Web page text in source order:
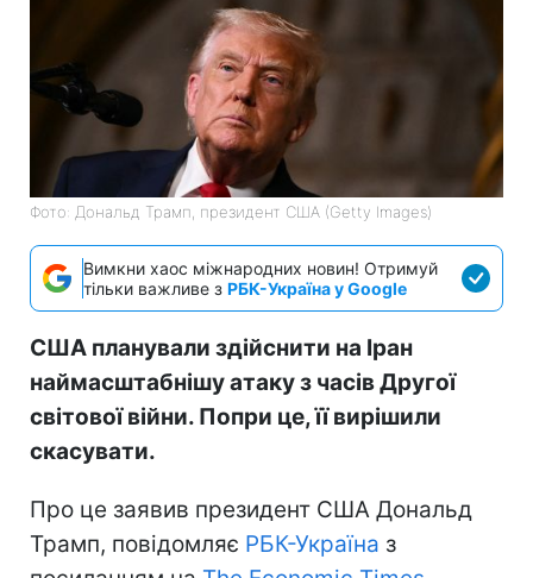
Фото: Дональд Трамп, президент США (Getty Images)
Вимкни хаос міжнародних новин! Отримуй
тільки важливе з РБК-Україна у Google
США планували здійснити на Іран
наймасштабнішу атаку з часів Другої
світової війни. Попри це, її вирішили
скасувати.
Про це заявив президент США Дональд
Трамп, повідомляє РБК-Україна з